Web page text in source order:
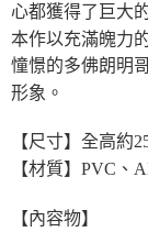
心都獲得了巨大
本作以充滿魄力
憧憬的多佛朗明
形象。
【尺寸】全高約
【材質】PVC、
【內容物】